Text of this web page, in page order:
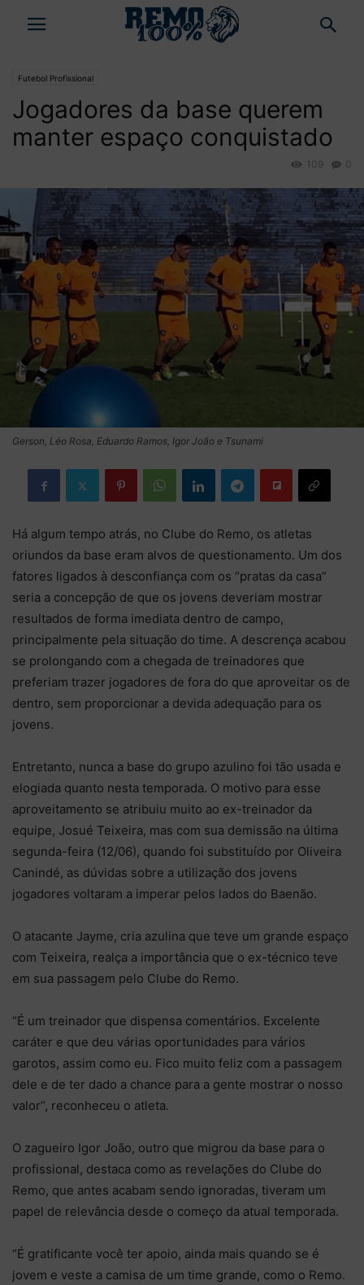
Futebol Profissional
Jogadores da base querem
manter espaço conquistado
0
109
Gerson, Léo Rosa, Eduardo Ramos, Igor João e Tsunami
Há algum tempo atrás, no Clube do Remo, os atletas
oriundos da base eram alvos de questionamento. Um dos
fatores ligados à desconfiança com os “pratas da casa”
seria a concepção de que os jovens deveriam mostrar
resultados de forma imediata dentro de campo,
principalmente pela situação do time. A descrença acabou
se prolongando com a chegada de treinadores que
preferiam trazer jogadores de fora do que aproveitar os de
dentro, sem proporcionar a devida adequação para os
jovens.
Entretanto, nunca a base do grupo azulino foi tão usada e
elogiada quanto nesta temporada. O motivo para esse
aproveitamento se atribuiu muito ao ex-treinador da
equipe, Josué Teixeira, mas com sua demissão na última
segunda-feira (12/06), quando foi substituído por Oliveira
Canindé, as dúvidas sobre a utilização dos jovens
jogadores voltaram a imperar pelos lados do Baenão.
O atacante Jayme, cria azulina que teve um grande espaço
com Teixeira, realça a importância que o ex-técnico teve
em sua passagem pelo Clube do Remo.
“É um treinador que dispensa comentários. Excelente
caráter e que deu várias oportunidades para vários
garotos, assim como eu. Fico muito feliz com a passagem
dele e de ter dado a chance para a gente mostrar o nosso
valor”, reconheceu o atleta.
O zagueiro Igor João, outro que migrou da base para o
profissional, destaca como as revelações do Clube do
Remo, que antes acabam sendo ignoradas, tiveram um
papel de relevância desde o começo da atual temporada.
“É gratificante você ter apoio, ainda mais quando se é
jovem e veste a camisa de um time grande, como o Remo.